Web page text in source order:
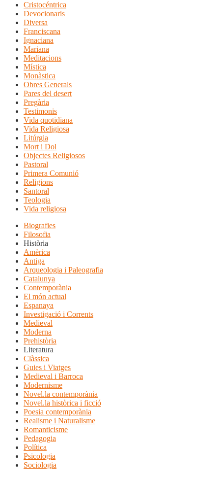
Cristocéntrica
Devocionaris
Diversa
Franciscana
Ignaciana
Mariana
Meditacions
Mística
Monàstica
Obres Generals
Pares del desert
Pregària
Testimonis
Vida quotidiana
Vida Religiosa
Litúrgia
Mort i Dol
Objectes Religiosos
Pastoral
Primera Comunió
Religions
Santoral
Teologia
Vida religiosa
Biografies
Filosofia
Història
Amèrica
Antiga
Arqueologia i Paleografia
Catalunya
Contemporània
El món actual
Espanaya
Investigació i Corrents
Medieval
Moderna
Prehistòria
Literatura
Clàssica
Guies i Viatges
Medieval i Barroca
Modernisme
Novel.la contemporània
Novel.la històrica i ficció
Poesia contemporània
Realisme i Naturalisme
Romanticisme
Pedagogia
Política
Psicologia
Sociologia